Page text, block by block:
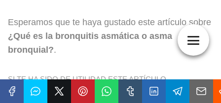
Esperamos que te haya gustado este artículo sobre
¿Qué es la bronquitis asmática o asma
bronquial?.
SI TE HA SIDO DE UTILIDAD ESTE ARTÍCULO
COMPÁRTELO EN TUS REDES SOCIALES FAVORITAS,